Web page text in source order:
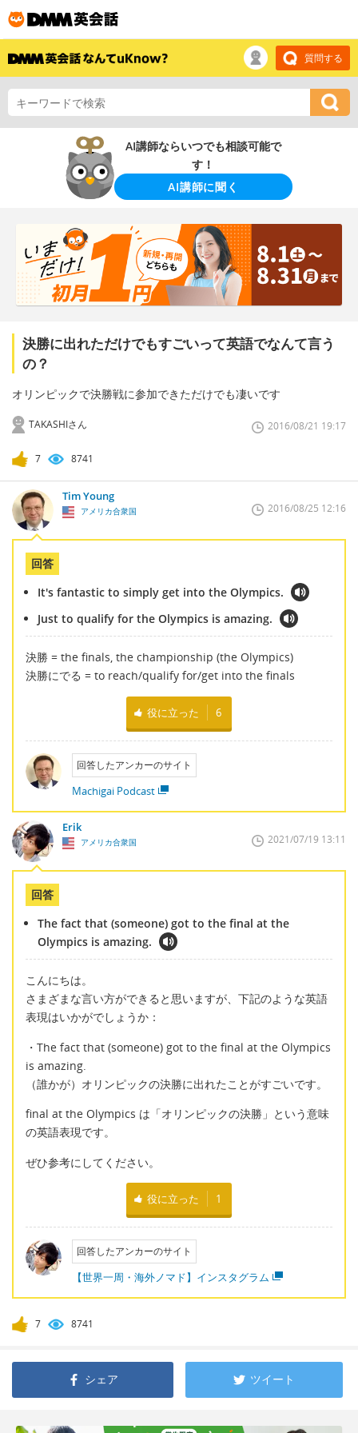
質問する
AI講師ならいつでも相談可能で
す！
AI講師に聞く
決勝に出れただけでもすごいって英語でなんて言う
の？
オリンピックで決勝戦に参加できただけでも凄いです
TAKASHIさん 2016/08/21 19:17
7 8741
Tim Young
アメリカ合衆国 2016/08/25 12:16
回答
It's fantastic to simply get into the Olympics.
Just to qualify for the Olympics is amazing.
決勝 = the finals, the championship (the Olympics)
決勝にでる = to reach/qualify for/get into the finals
役に立った 6
回答したアンカーのサイト
Machigai Podcast
Erik
アメリカ合衆国 2021/07/19 13:11
回答
The fact that (someone) got to the final at the
Olympics is amazing.
こんにちは。
さまざまな言い方ができると思いますが、下記のような英語
表現はいかがでしょうか：
・The fact that (someone) got to the final at the Olympics
is amazing.
（誰かが）オリンピックの決勝に出れたことがすごいです。
final at the Olympics は「オリンピックの決勝」という意味
の英語表現です。
ぜひ参考にしてください。
役に立った 1
回答したアンカーのサイト
【世界一周・海外ノマド】インスタグラム
7 8741
シェア ツイート